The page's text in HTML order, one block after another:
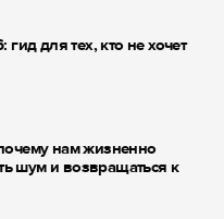
гид для тех, кто не хочет
нам жизненно
шум и возвращаться к